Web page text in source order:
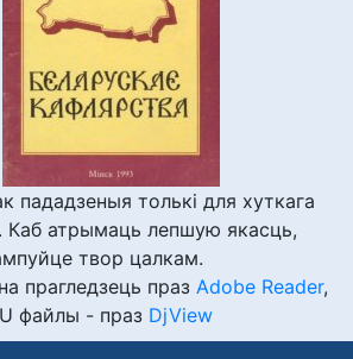
пададзеныя толькі для хуткага
Каб атрымаць лепшую якасць,
твор цалкам.
прагледзець праз Adobe Reader,
файлы - праз DjView